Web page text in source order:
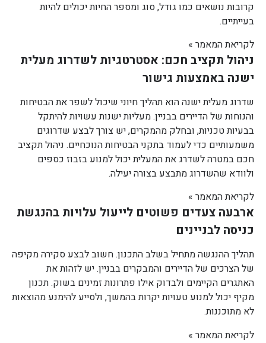
קרובות נושאים כמו גודל, סוג ומספר החיות יכולים להיות
בעייתיים.
לקריאת המאמר »
ניהול תקציב חכם: אסטרטגיות לשדרוג מעלית
ישנה באמצעות גישור
שדרוג מעלית ישנה הוא תהליך חיוני שיכול לשפר את הבטיחות
והנוחות של הדיירים בבניין. מעליות ישנות עשויות להיתקל
בבעיות טכניות, ובחלק מהמקרים, יש צורך לבצע שדרוגים
משמעותיים כדי לעמוד בתקני הבטיחות הנוכחיים. ניהול תקציב
חכם במטרה לשדרג את המעלית יכול למנוע בזבוז כספים
ולוודא שהשדרוג מתבצע בצורה יעילה.
לקריאת המאמר »
ארבעה צעדים פשוטים לייעול עלויות בהנגשת
כניסה לבניינים
תהליך ההנגשה מתחיל בשלב התכנון. חשוב לבצע סקירה מקיפה
של הצרכים של הדיירים והמבקרים בבניין. יש לזהות את
האתגרים הקיימים ולבדוק אילו פתרונות זמינים בשוק. תכנון
מקיף יכול למנוע טעויות יקרות בהמשך, ולסייע להימנע מהוצאות
לא מתוכננות.
לקריאת המאמר »